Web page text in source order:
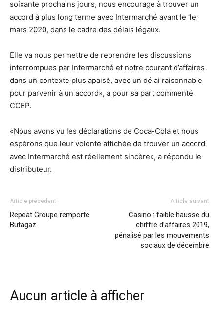
soixante prochains jours, nous encourage à trouver un
accord à plus long terme avec Intermarché avant le 1er
mars 2020, dans le cadre des délais légaux.
Elle va nous permettre de reprendre les discussions
interrompues par Intermarché et notre courant d’affaires
dans un contexte plus apaisé, avec un délai raisonnable
pour parvenir à un accord», a pour sa part commenté
CCEP.
«Nous avons vu les déclarations de Coca-Cola et nous
espérons que leur volonté affichée de trouver un accord
avec Intermarché est réellement sincère», a répondu le
distributeur.
Article précédent
Repeat Groupe remporte
Butagaz
Article suivant
Casino : faible hausse du
chiffre d’affaires 2019,
pénalisé par les mouvements
sociaux de décembre
Aucun article à afficher